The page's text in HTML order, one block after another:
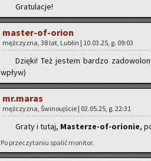
Gra­tu­la­cje!
ma­ster-of-orion
męż­czy­zna, 38 lat, Lu­blin | 10.03.25, g. 09:03
Dzię­ki! Też je­stem bar­dzo
wpływ)
mr.maras
męż­czy­zna, Świ­no­uj­ście | 02.05.25, g. 22:31
Graty i tutaj, Ma­ste­rze-of-orio­nie,
Po prze­czy­ta­niu spa­lić mo­ni­tor.